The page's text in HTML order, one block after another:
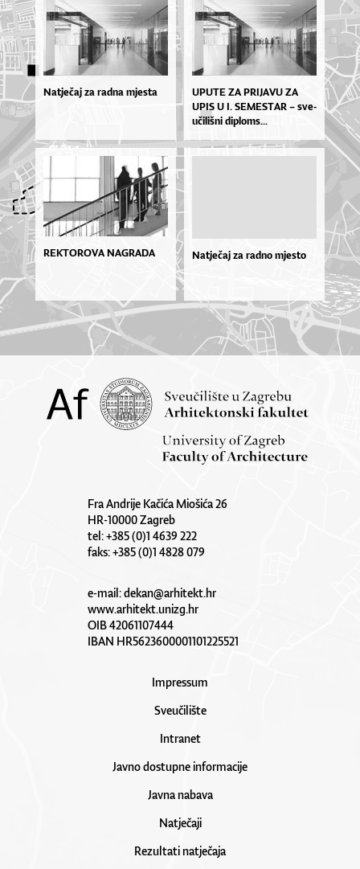
Natječaj za radna mjesta
UPU­TE ZA PRI­JA­VU ZA
UPIS U I. SE­MES­TAR – sve­
u­či­liš­ni di­plo­ms...
REKTOROVA NAGRADA Natječaj za radno mjesto
Fra Andrije Kačića Miošića 26
HR-10000 Zagreb
tel: +385 (0)1 4639 222
faks: +385 (0)1 4828 079
e-mail:dekan@arhitekt.hr
www.arhitekt.unizg.hr
OIB 42061107444
IBAN HR5623600001101225521
Impressum
Sveučilište
Intranet
Javno dostupne informacije
Javna nabava
Natječaji
Rezultati natječaja